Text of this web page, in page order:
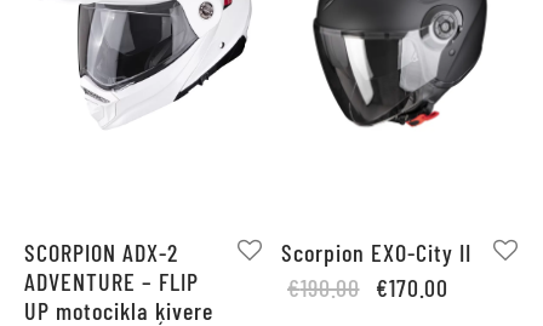
SCORPION ADX-2
ADVENTURE – FLIP
UP motocikla ķivere
Scorpion EXO-City II
€190.00
Original
€170.00